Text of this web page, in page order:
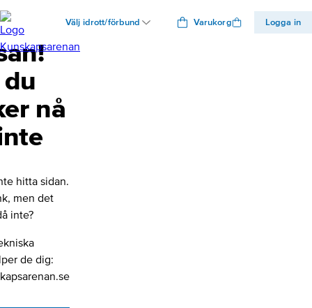
Välj idrott/förbund Varukorg Logga in
nå
hitta sidan.
men det
inte?
de dig: